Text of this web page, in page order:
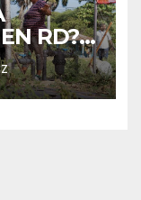
RD?
logro